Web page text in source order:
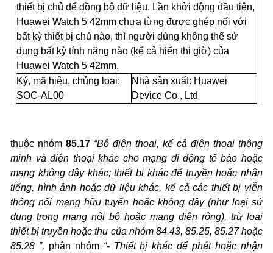
thiết bị chủ để đồng bộ dữ liệu. Lần khởi động đầu tiên,
Huawei Watch 5 42mm chưa từng được ghép nối với
bất kỳ thiết bị chủ nào, thì người dùng không thể sử
dụng bất kỳ tính năng nào (kể cả hiển thị giờ) của
Huawei Watch 5 42mm.
Ký, mã hiệu, chủng loại:
SOC-AL00
Nhà sản xuất: Huawei
Device Co., Ltd
thuộc nhóm 85.17 “Bộ điện thoại, kểcả điện thoại thông
minh và điện thoại khác cho mạng di động tế bào hoặc
mạng không dây khác; thiết bị khác đểtruyền hoặc nhận
tiếng, hình ảnh hoặc dữ liệu khác, kể cả các thiết bị viễn
thông nối mạng hữu tuyến hoặc không dây (như loại sử
dụng trong mạng nội bộ hoặc mạng diện rộng), trừ loại
thiết bị truyền hoặc thu của nhóm 84.43, 85.25, 85.27 hoặc
85.28 ”, phân nhóm “- Thiết bị khác đểphát hoặc nhận